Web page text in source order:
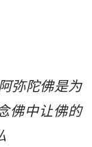
弥陀佛是为
佛中让佛的